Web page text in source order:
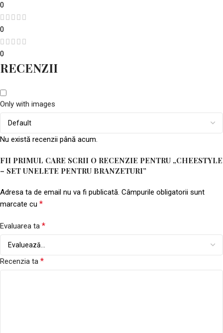
0
0
0
RECENZII
Only with images
Nu există recenzii până acum.
FII PRIMUL CARE SCRII O RECENZIE PENTRU „CHEESTYLE
– SET UNELETE PENTRU BRANZETURI”
Adresa ta de email nu va fi publicată. Câmpurile obligatorii sunt
marcate cu *
Evaluarea ta *
Recenzia ta *